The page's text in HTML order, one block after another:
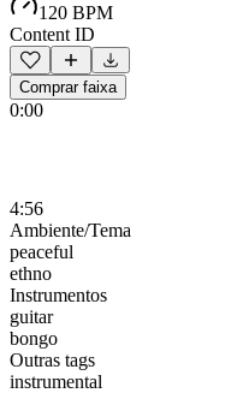
120 BPM
Content ID
Comprar faixa
0:00
4:56
Ambiente/Tema
peaceful
ethno
Instrumentos
guitar
bongo
Outras tags
instrumental